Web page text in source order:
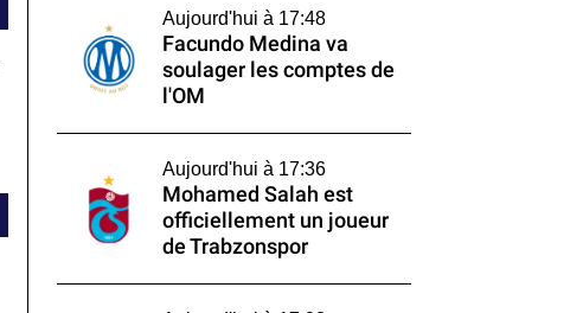
Aujourd'hui à 17:48
Facundo Medina va
soulager les comptes de
l'OM
Aujourd'hui à 17:36
Mohamed Salah est
officiellement un joueur
de Trabzonspor